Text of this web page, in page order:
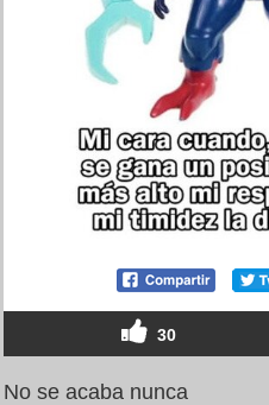
30
No se acaba nunca